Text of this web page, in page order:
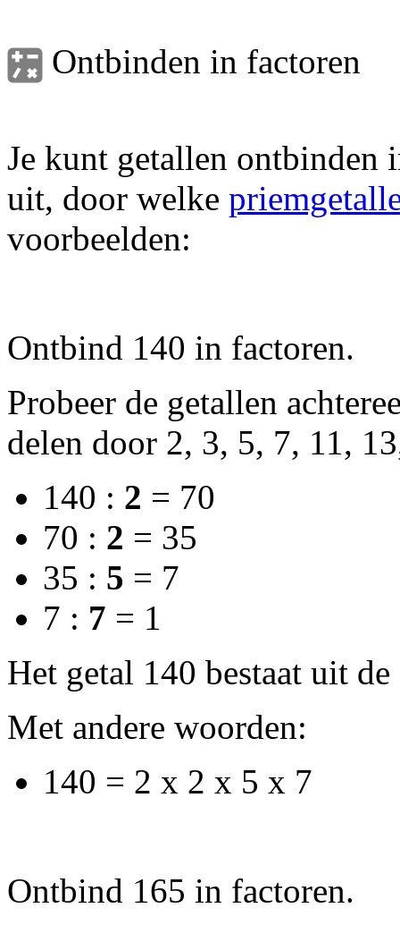
Ontbinden in factoren
Je kunt getallen ontbinden
uit, door welke
voorbeelden:
Ontbind 140 in factoren.
Probeer de getallen
delen door 2, 3, 5, 7, 11,
140 : 2 = 70
70 : 2 = 35
35 : 5 = 7
7 : 7 = 1
Het getal 140 bestaat uit
Met andere woorden:
140 = 2 x 2 x 5 x 7
Ontbind 165 in factoren.